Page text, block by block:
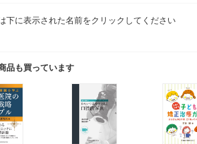
下に表示された名前をクリックしてください
品も買っています